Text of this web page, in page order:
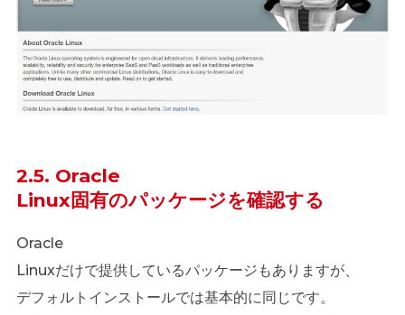
2.5. Oracle
Linux固有のパッケージを確認する
Oracle
Linuxだけで提供しているパッケージもありますが、
デフォルトインストールでは基本的に同じです。